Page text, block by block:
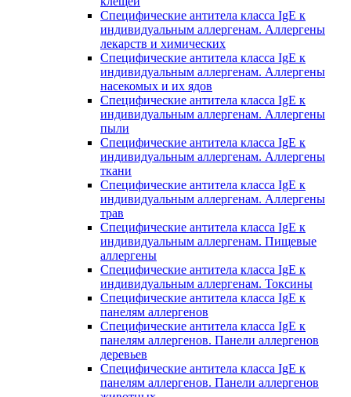
Специфические антитела класса IgE к
индивидуальным аллергенам. Аллергены
лекарств и химических
Специфические антитела класса IgE к
индивидуальным аллергенам. Аллергены
насекомых и их ядов
Специфические антитела класса IgE к
индивидуальным аллергенам. Аллергены
пыли
Специфические антитела класса IgE к
индивидуальным аллергенам. Аллергены
ткани
Специфические антитела класса IgE к
индивидуальным аллергенам. Аллергены
трав
Специфические антитела класса IgE к
индивидуальным аллергенам. Пищевые
аллергены
Специфические антитела класса IgE к
индивидуальным аллергенам. Токсины
Специфические антитела класса IgE к
панелям аллергенов
Специфические антитела класса IgE к
панелям аллергенов. Панели аллергенов
деревьев
Специфические антитела класса IgE к
панелям аллергенов. Панели аллергенов